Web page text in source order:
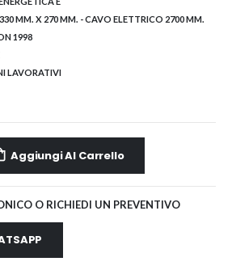
MM. X 270 MM. - CAVO ELETTRICO 2700 MM.
1998
LAVORATIVI
Aggiungi Al Carrello
O RICHIEDI UN PREVENTIVO